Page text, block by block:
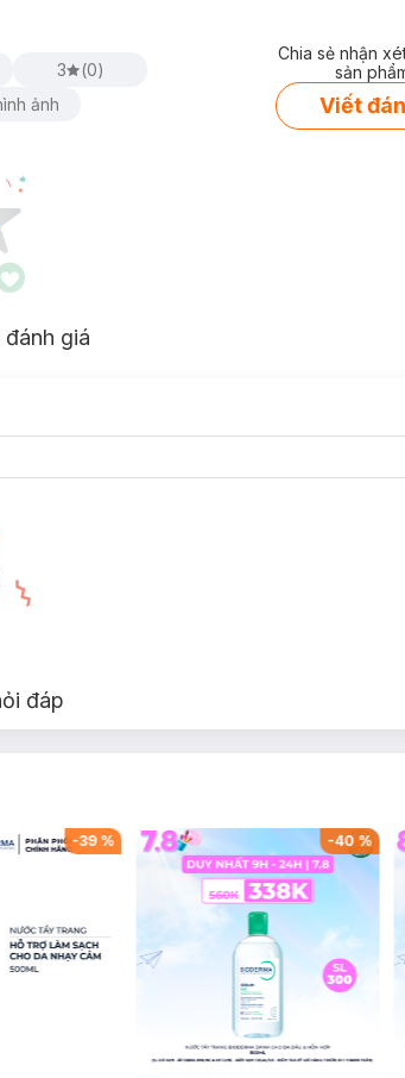
3 (0)
ảnh
Chia sẻ nhận
sản
Viết
giá
đáp
-39% -40 %